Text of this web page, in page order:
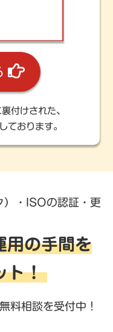
付けされた、
ております。
）・ISOの認証・更
の手間を
ト！
料相談を受付中！